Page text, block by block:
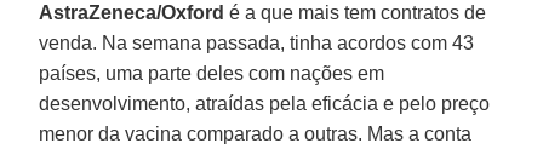
AstraZeneca/Oxford é a que mais tem contratos de
venda. Na semana passada, tinha acordos com 43
países, uma parte deles com nações em
desenvolvimento, atraídas pela eficácia e pelo preço
menor da vacina comparado a outras. Mas a conta